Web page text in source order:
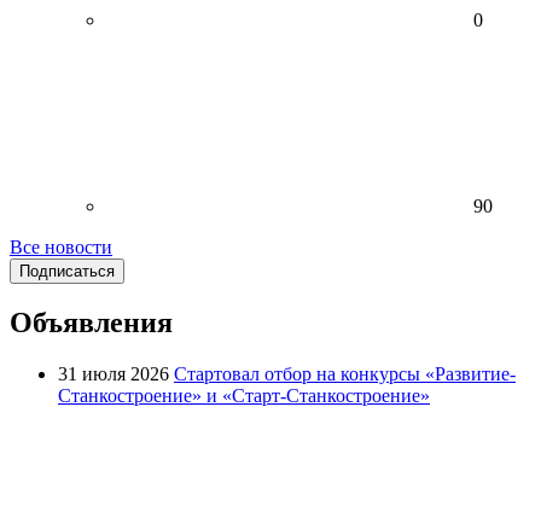
0
90
Все новости
Подписаться
Объявления
31 июля 2026 Стартовал отбор на конкурсы «Развитие-
Станкостроение» и «Старт-Станкостроение»